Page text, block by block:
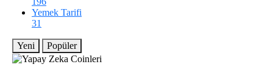
Yemek Tarifi
31
Yeni Popüler